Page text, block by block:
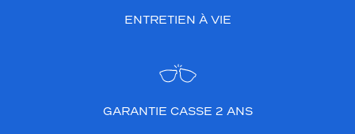
ENTRETIEN À VIE
GARANTIE CASSE 2 ANS